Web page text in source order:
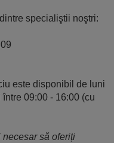
specialiştii noştri:
este disponibil de luni
09:00 - 16:00 (cu
necesar să oferiți